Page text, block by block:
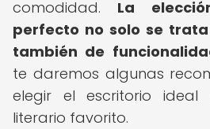
comodidad. La
perfecto no solo se
también de
te daremos algunas
elegir el escritorio ideal
literario favorito.